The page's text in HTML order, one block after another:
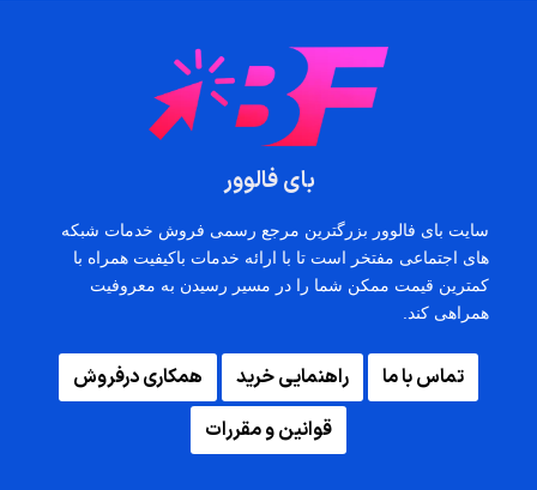
بای فالوور
سایت بای فالوور بزرگترین مرجع رسمی فروش خدمات شبکه
های اجتماعی مفتخر است تا با ارائه خدمات باکیفیت همراه با
کمترین قیمت ممکن شما را در مسیر رسیدن به معروفیت
همراهی کند.
تماس با ما راهنمایی خرید
همکاری درفروش
قوانین و مقررات